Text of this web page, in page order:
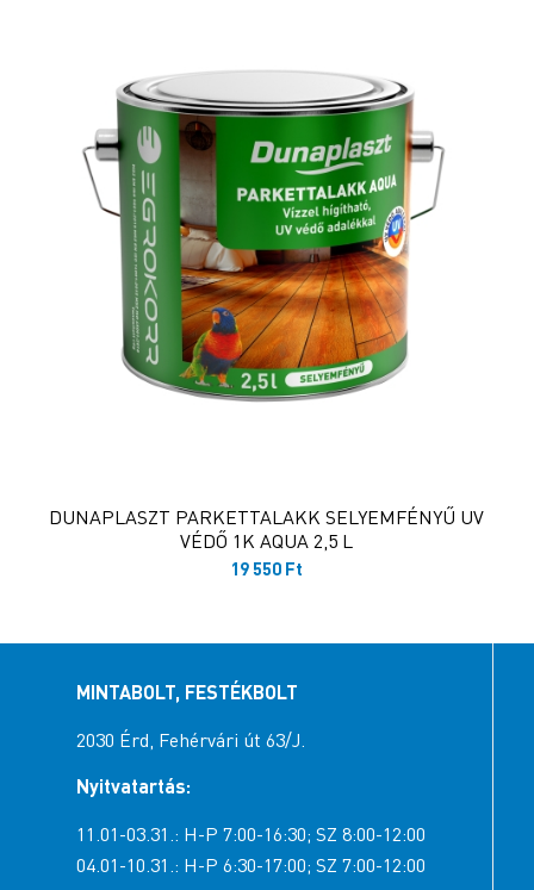
DUNAPLASZT PARKETTALAKK SELYEMFÉNYŰ UV
VÉDŐ 1K AQUA 2,5 L
19 550 Ft
MINTABOLT, FESTÉKBOLT
2030 Érd, Fehérvári út 63/J.
Nyitvatartás:
11.01-03.31.: H-P 7:00-16:30; SZ 8:00-12:00
04.01-10.31.: H-P 6:30-17:00; SZ 7:00-12:00